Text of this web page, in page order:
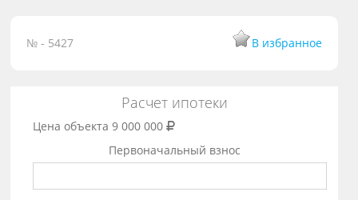
№ - 5427 В избранное
Расчет ипотеки
Цена объекта 9 000 000
Первоначальный взнос